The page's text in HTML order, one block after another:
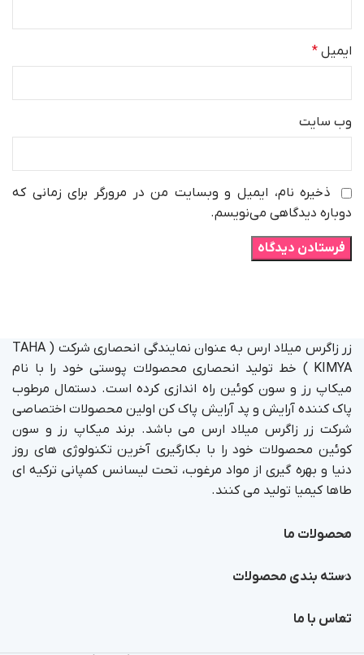
ایمیل *
وب‌ سایت
ذخیره نام، ایمیل و وبسایت من در مرورگر برای زمانی که
دوباره دیدگاهی می‌نویسم.
زر زاگرس میلاد ارس به عنوان نمایندگی انحصاری شرکت ( TAHA
KIMYA ) خط تولید انحصاری محصولات پوستی خود را با نام
میکاپ رز و سون کوئین راه اندازی کرده است. دستمال مرطوب
پاک کننده آرایش و پد آرایش پاک کن اولین محصولات اختصاصی
شرکت زر زاگرس میلاد ارس می باشد. برند میکاپ رز و سون
کوئین محصولات خود را با بکارگیری آخرین تکنولوژی های روز
دنیا و بهره گیری از مواد مرغوب، تحت لیسانس کمپانی ترکیه ای
طاها کیمیا تولید می کنند.
محصولات ما
دسته بندی محصولات
تماس با ما